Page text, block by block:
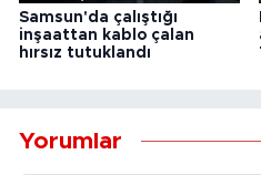
Samsun'da çalıştığı
inşaattan kablo çalan
hırsız tutuklandı
Yorumlar